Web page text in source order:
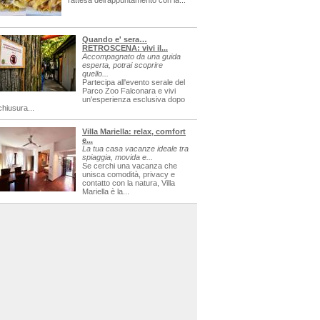
Quando e' sera…
RETROSCENA: vivi il...
Accompagnato da una guida
esperta, potrai scoprire
quello...
Partecipa all'evento serale del
Parco Zoo Falconara e vivi
un'esperienza esclusiva dopo
Villa Mariella: relax, comfort
e...
La tua casa vacanze ideale tra
spiaggia, movida e...
Se cerchi una vacanza che
unisca comodità, privacy e
contatto con la natura, Villa
Mariella è la...